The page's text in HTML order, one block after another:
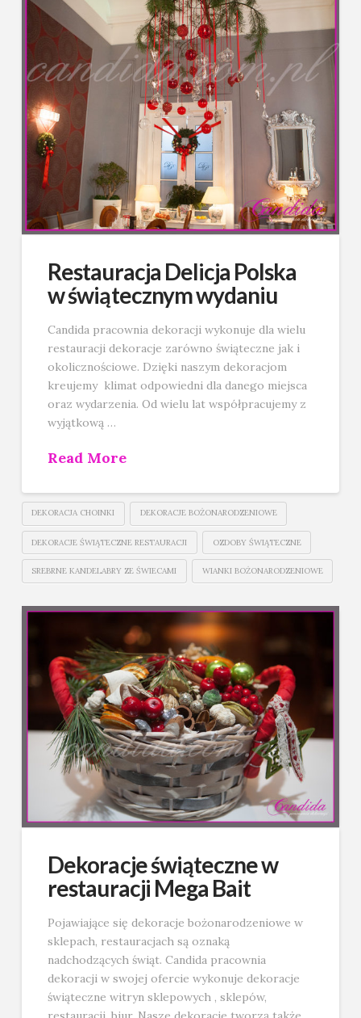
Restauracja Delicja Polska
w świątecznym wydaniu
Candida pracownia dekoracji wykonuje dla wielu
restauracji dekoracje zarówno świąteczne jak i
okolicznościowe. Dzięki naszym dekoracjom
kreujemy klimat odpowiedni dla danego miejsca
oraz wydarzenia. Od wielu lat współpracujemy z
wyjątkową …
Read More
DEKORACJA CHOINKI DEKORACJE BOŻONARODZENIOWE
DEKORACJE ŚWIĄTECZNE RESTAURACJI OZDOBY ŚWIĄTECZNE
SREBRNE KANDELABRY ZE ŚWIECAMI WIANKI BOŻONARODZENIOWE
Dekoracje świąteczne w
restauracji Mega Bait
Pojawiające się dekoracje bożonarodzeniowe w
sklepach, restauracjach są oznaką
nadchodzących świąt. Candida pracownia
dekoracji w swojej ofercie wykonuje dekoracje
świąteczne witryn sklepowych , sklepów,